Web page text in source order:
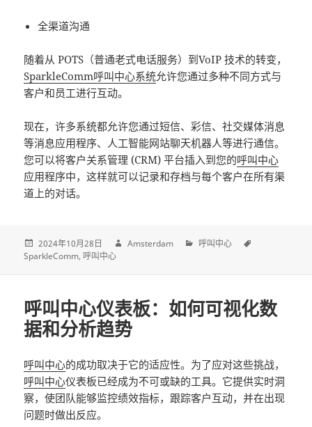
全渠道沟通
随着从 POTS（普通老式电话服务）到VoIP 技术的转变，
SparkleComm呼叫中心系统允许您通过多种不同方式与
客户和员工进行互动。
现在，许多系统都允许您通过短信、彩信、社交媒体消息
等消息应用程序、人工智能网站聊天机器人等进行通信。
您可以将客户关系管理 (CRM) 平台插入到您的呼叫中心
应用程序中，这样就可以记录和存档与每个客户在所有渠
道上的对话。
2024年10月28日 Amsterdam
呼叫中心
SparkleComm 呼叫中心
呼叫中心仪表板：如何可视化数
据和分析趋势
呼叫中心的成功取决于它的适应性。为了应对这些挑战，
呼叫中心仪表板已经成为不可或缺的工具。它提供实时洞
察，使团队能够监控绩效指标，跟踪客户互动，并在出现
问题时做出反应。